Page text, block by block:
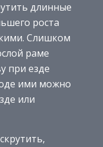
длинные
роста
Слишком
раме
при езде
ими можно
или